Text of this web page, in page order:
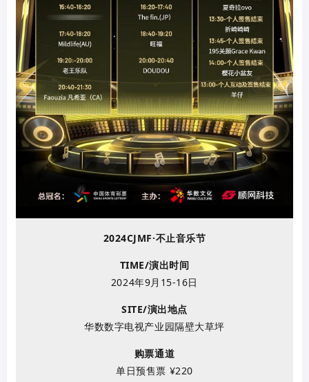
2024CJMF·不止音乐节
TIME/演出时间
2024年9月15-16日
SITE/演出地点
华数数字电视产业园隔壁大草坪
购票通道
单日预售票 ¥220